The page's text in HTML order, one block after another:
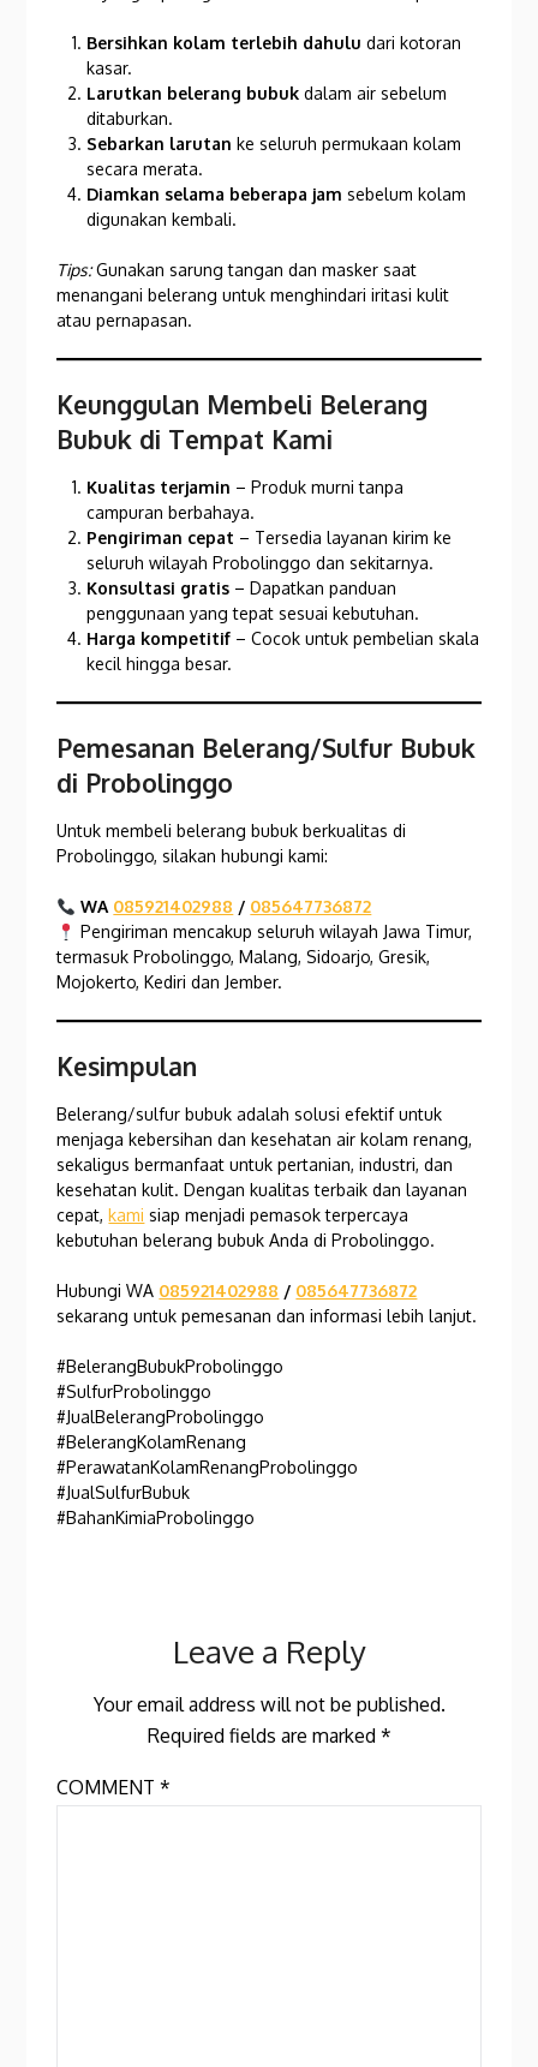
Bersihkan kolam terlebih dahulu dari kotoran
kasar.
Larutkan belerang bubuk dalam air sebelum
ditaburkan.
Sebarkan larutan ke seluruh permukaan kolam
secara merata.
Diamkan selama beberapa jam sebelum kolam
digunakan kembali.
Tips:Gunakan sarung tangan dan masker saat
menangani belerang untuk menghindari iritasi kulit
atau pernapasan.
Keunggulan Membeli Belerang
Bubuk di Tempat Kami
Kualitas terjamin – Produk murni tanpa
campuran berbahaya.
Pengiriman cepat – Tersedia layanan kirim ke
seluruh wilayah Probolinggo dan sekitarnya.
Konsultasi gratis – Dapatkan panduan
penggunaan yang tepat sesuai kebutuhan.
Harga kompetitif – Cocok untuk pembelian skala
kecil hingga besar.
Pemesanan Belerang/Sulfur Bubuk
di Probolinggo
Untuk membeli belerang bubuk berkualitas di
Probolinggo, silakan hubungi kami:
WA 085921402988 / 085647736872
Pengiriman mencakup seluruh wilayah Jawa Timur,
termasuk Probolinggo, Malang, Sidoarjo, Gresik,
Mojokerto, Kediri dan Jember.
Kesimpulan
Belerang/sulfur bubuk adalah solusi efektif untuk
menjaga kebersihan dan kesehatan air kolam renang,
sekaligus bermanfaat untuk pertanian, industri, dan
kesehatan kulit. Dengan kualitas terbaik dan layanan
cepat,kami siap menjadi pemasok terpercaya
kebutuhan belerang bubuk Anda di Probolinggo.
Hubungi WA 085921402988 / 085647736872
sekarang untuk pemesanan dan informasi lebih lanjut.
#BelerangBubukProbolinggo
#SulfurProbolinggo
#JualBelerangProbolinggo
#BelerangKolamRenang
#PerawatanKolamRenangProbolinggo
#JualSulfurBubuk
#BahanKimiaProbolinggo
Leave a Reply
Your email address will not be published.
Required fields are marked *
COMMENT*